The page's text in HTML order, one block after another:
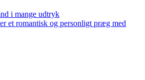
i mange udtryk
et romantisk og personligt præg med